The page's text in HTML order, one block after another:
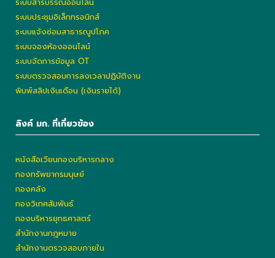
ระบบประชุมอิเล็กทรอนิกส์
ระบบแจ้งซ่อมสาธารณูปโภค
ระบบจองห้องออนไลน์
ระบบจัดการข้อมูล OT
ระบบตรวจสอบการลงเวลาปฏิบัติงาน
พิมพ์สลิปเงินเดือน (เงินรายได้)
ลิงค์ มก. ที่เกี่ยวข้อง
หนังสือเวียนกองบริหารกลาง
กองทรัพยากรมนุษย์
กองคลัง
กองวิเทศสัมพันธ์
กองบริหารยุทธศาสตร์
สำนักงานกฎหมาย
สำนักงานตรวจสอบภายใน